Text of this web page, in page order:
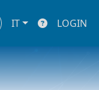
IT LOGIN